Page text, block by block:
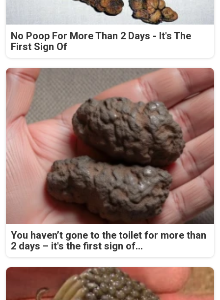
No Poop For More Than 2 Days - It's The
First Sign Of
You haven’t gone to the toilet for more than
2 days – it's the first sign of...